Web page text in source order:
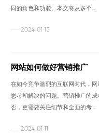
同的角色和功能。本文将从多个...
—— 2024-01-15
网站如何做好营销推广
在如今竞争激烈的互联网时代，
思考和解决的问题。营销推广的
否，更需要关注细节和全面的考...
—— 2024-01-11